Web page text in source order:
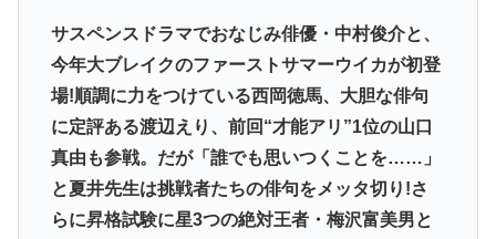
サスペンスドラマでおなじみ俳優・中村俊介と、
今年大ブレイクのファーストサマーウイカが初登
場!順調に力をつけている西岡徳馬、大胆な俳句
に定評ある渡辺えり、前回“才能アリ”1位の山口
真由も参戦。だが「誰でも思いつくことを……」
と夏井先生は挑戦者たちの俳句をメッタ切り!さ
らに昇格試験に星3つの絶対王者・梅沢富美男と